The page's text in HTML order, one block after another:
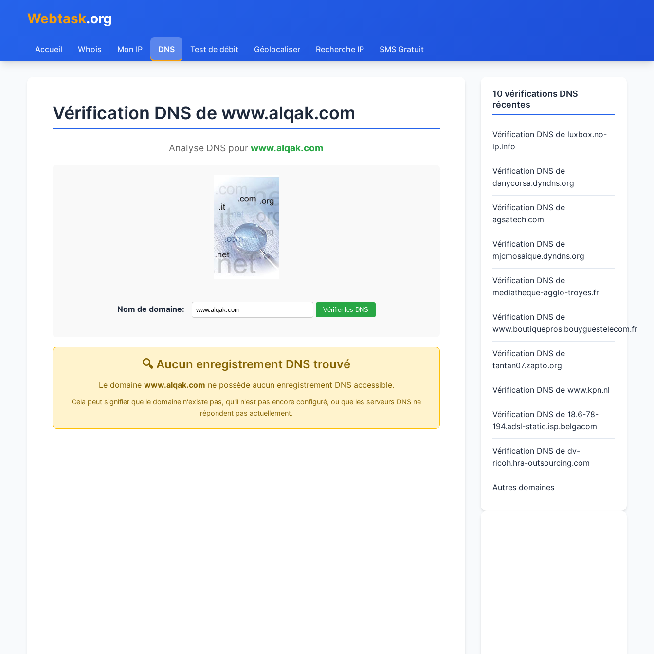
Webtask.org
Accueil Whois Mon IP DNS Test de débit Géolocaliser Recherche IP SMS Gratuit
Vérification DNS de www.alqak.com
Analyse DNS pour www.alqak.com
Nom de domaine: Vérifier les DNS
🔍 Aucun enregistrement DNS trouvé
Le domaine www.alqak.com ne possède aucun enregistrement DNS accessible.
Cela peut signifier que le domaine n'existe pas, qu'il n'est pas encore configuré, ou que les serveurs DNS ne
répondent pas actuellement.
10 vérifications DNS
récentes
Vérification DNS de luxbox.no-
ip.info
Vérification DNS de
danycorsa.dyndns.org
Vérification DNS de
agsatech.com
Vérification DNS de
mjcmosaique.dyndns.org
Vérification DNS de
mediatheque-agglo-troyes.fr
Vérification DNS de
www.boutiquepros.bouyguestelecom.fr
Vérification DNS de
tantan07.zapto.org
Vérification DNS de www.kpn.nl
Vérification DNS de 18.6-78-
194.adsl-static.isp.belgacom
Vérification DNS de dv-
ricoh.hra-outsourcing.com
Autres domaines